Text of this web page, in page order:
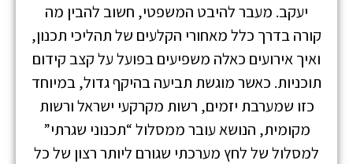
יעקב. מעבר להיבט המשפטי, חשוב להבין מה
קורה בדרך כלל מאחורי הקלעים של תהליכי תכנון,
ואיך אירועים כאלה משפיעים בפועל על קצב קידום
תוכניות. כאשר מוגשת תביעה בהיקף גדול, במיוחד
כזו שמערבת יזמים, רשות מקרקעי ישראל ורשות
מקומית, הנושא עובר ממסלול “תכנוני שגרתי”
למסלול של לחץ מערכתי שגורם ליותר רצון של כל